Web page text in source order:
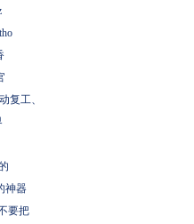
复工、
神器
要把